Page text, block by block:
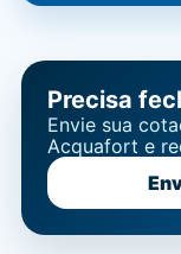
Precisa
Envie sua
Acquafort e